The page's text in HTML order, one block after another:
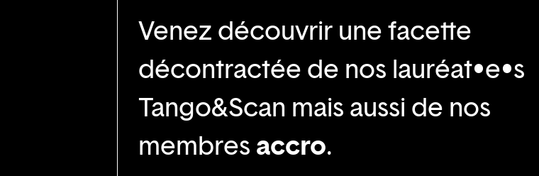
Venez découvrir une facette
décontractée de nos lauréat•e•s
Tango&Scan mais aussi de nos
membres accro.